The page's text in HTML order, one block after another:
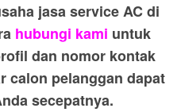
jasa service AC di
hubungi kami untuk
dan nomor kontak
calon pelanggan dapat
secepatnya.